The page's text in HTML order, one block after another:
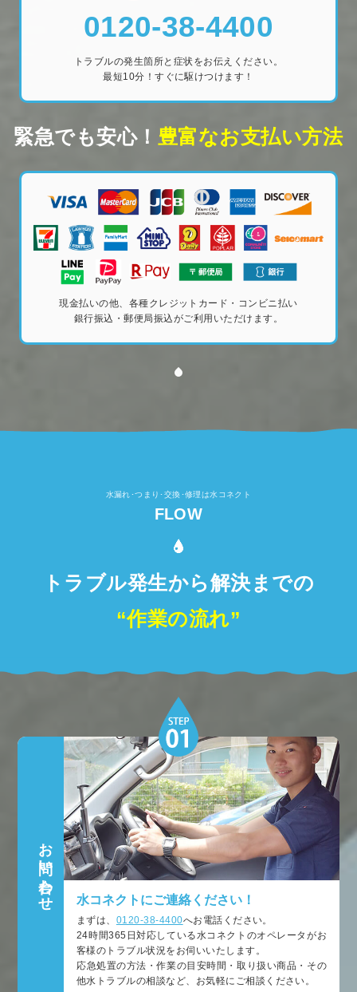
0120-38-4400
トラブルの発生箇所と症状をお伝えください。
最短10分！すぐに駆けつけます！
緊急でも安心！ 豊富なお支払い方法
現金払いの他、各種クレジットカード・コンビニ払い
銀行振込・郵便局振込がご利用いただけます。
水漏れ･つまり･交換･修理は水コネクト
FLOW
トラブル発生から解決までの
“作業の流れ”
お問い合わせ 水コネクトにご連絡ください！
まずは、 0120-38-4400へお電話ください。
24時間365日対応している水コネクトのオペレータがお
客様のトラブル状況をお伺いいたします。
応急処置の方法・作業の目安時間・取り扱い商品・その
他水トラブルの相談など、お気軽にご相談ください。